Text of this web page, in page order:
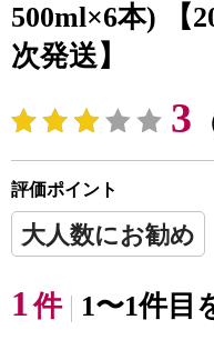
500ml×6本) 【
次発送】
3
評価ポイント
大人数にお勧め
1件 1〜1件目